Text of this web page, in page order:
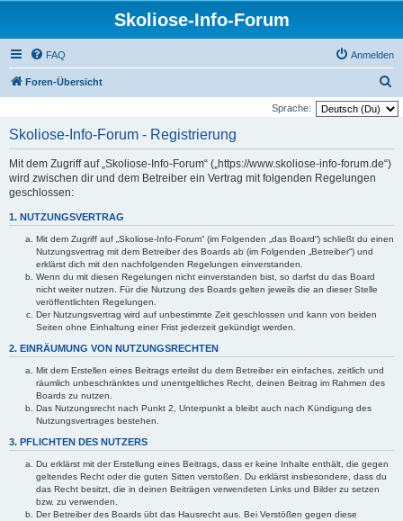
Skoliose-Info-Forum
FAQ Anmelden
Foren-Übersicht
u
Sprache:
Skoliose-Info-Forum - Registrierung
Mit dem Zugriff auf „Skoliose-Info-Forum“ („https://www.skoliose-info-forum.de“)
wird zwischen dir und dem Betreiber ein Vertrag mit folgenden Regelungen
geschlossen:
1. NUTZUNGSVERTRAG
Mit dem Zugriff auf „Skoliose-Info-Forum“ (im Folgenden „das Board“) schließt du einen
Nutzungsvertrag mit dem Betreiber des Boards ab (im Folgenden „Betreiber“) und
erklärst dich mit den nachfolgenden Regelungen einverstanden.
Wenn du mit diesen Regelungen nicht einverstanden bist, so darfst du das Board
nicht weiter nutzen. Für die Nutzung des Boards gelten jeweils die an dieser Stelle
veröffentlichten Regelungen.
Der Nutzungsvertrag wird auf unbestimmte Zeit geschlossen und kann von beiden
Seiten ohne Einhaltung einer Frist jederzeit gekündigt werden.
2. EINRÄUMUNG VON NUTZUNGSRECHTEN
Mit dem Erstellen eines Beitrags erteilst du dem Betreiber ein einfaches, zeitlich und
räumlich unbeschränktes und unentgeltliches Recht, deinen Beitrag im Rahmen des
Boards zu nutzen.
Das Nutzungsrecht nach Punkt 2, Unterpunkt a bleibt auch nach Kündigung des
Nutzungsvertrages bestehen.
3. PFLICHTEN DES NUTZERS
Du erklärst mit der Erstellung eines Beitrags, dass er keine Inhalte enthält, die gegen
geltendes Recht oder die guten Sitten verstoßen. Du erklärst insbesondere, dass du
das Recht besitzt, die in deinen Beiträgen verwendeten Links und Bilder zu setzen
bzw. zu verwenden.
Der Betreiber des Boards übt das Hausrecht aus. Bei Verstößen gegen diese